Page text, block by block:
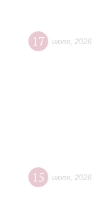
17 июля 2026
15 июля 2026